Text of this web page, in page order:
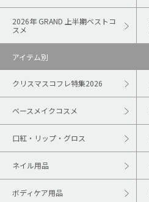
2026年 GRAND 上半期ベストコ
スメ
アイテム別
クリスマスコフレ特集2026
ベースメイクコスメ
口紅・リップ・グロス
ネイル用品
ボディケア用品